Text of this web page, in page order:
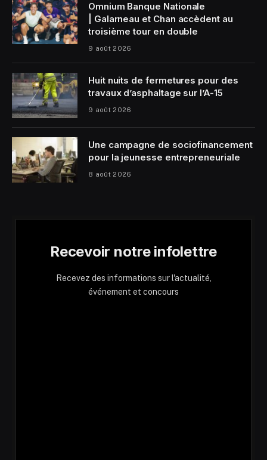
Omnium Banque Nationale
| Galarneau et Chan accèdent au
troisième tour en double
9 août 2026
Huit nuits de fermetures pour des
travaux d’asphaltage sur l’A-15
9 août 2026
Une campagne de sociofinancement
pour la jeunesse entrepreneuriale
8 août 2026
Recevoir notre infolettre
Recevez des informations sur l'actualité,
événement et concours